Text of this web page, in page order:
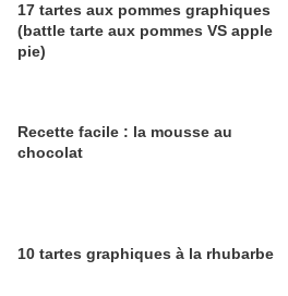
17 tartes aux pommes graphiques
(battle tarte aux pommes VS apple
pie)
Recette facile : la mousse au
chocolat
10 tartes graphiques à la rhubarbe